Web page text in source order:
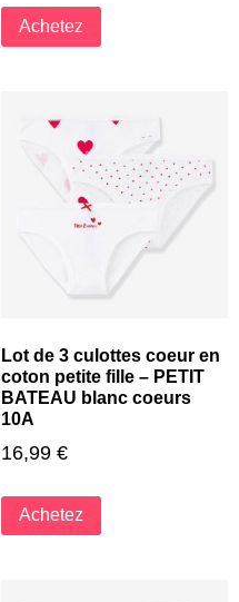
Achetez
Lot de 3 culottes coeur en
coton petite fille – PETIT
BATEAU blanc coeurs
10A
16,99 €
Achetez